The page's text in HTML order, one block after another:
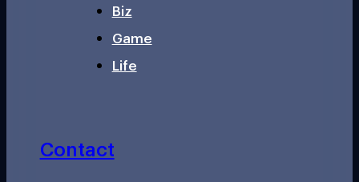
Biz
Game
Life
Contact